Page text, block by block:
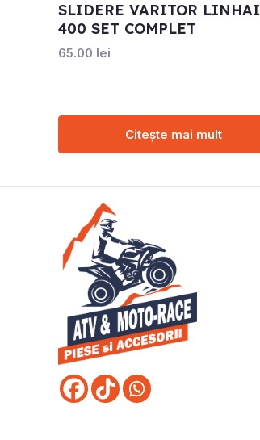
SLIDERE VARITOR LINHAI
400 SET COMPLET
65.00 lei
Citește mai mult